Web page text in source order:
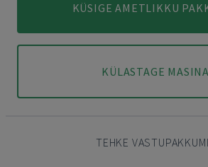
KÜSIGE AMETLIKKU
KÜLASTAGE
TEHKE